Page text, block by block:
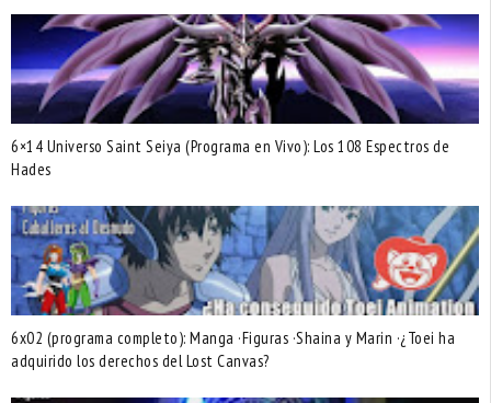
6×14 Universo Saint Seiya (Programa en Vivo): Los 108 Espectros de
Hades
6x02 (programa completo): Manga ·Figuras ·Shaina y Marin ·¿Toei ha
adquirido los derechos del Lost Canvas?